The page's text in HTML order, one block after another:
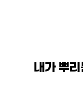
내가 뿌